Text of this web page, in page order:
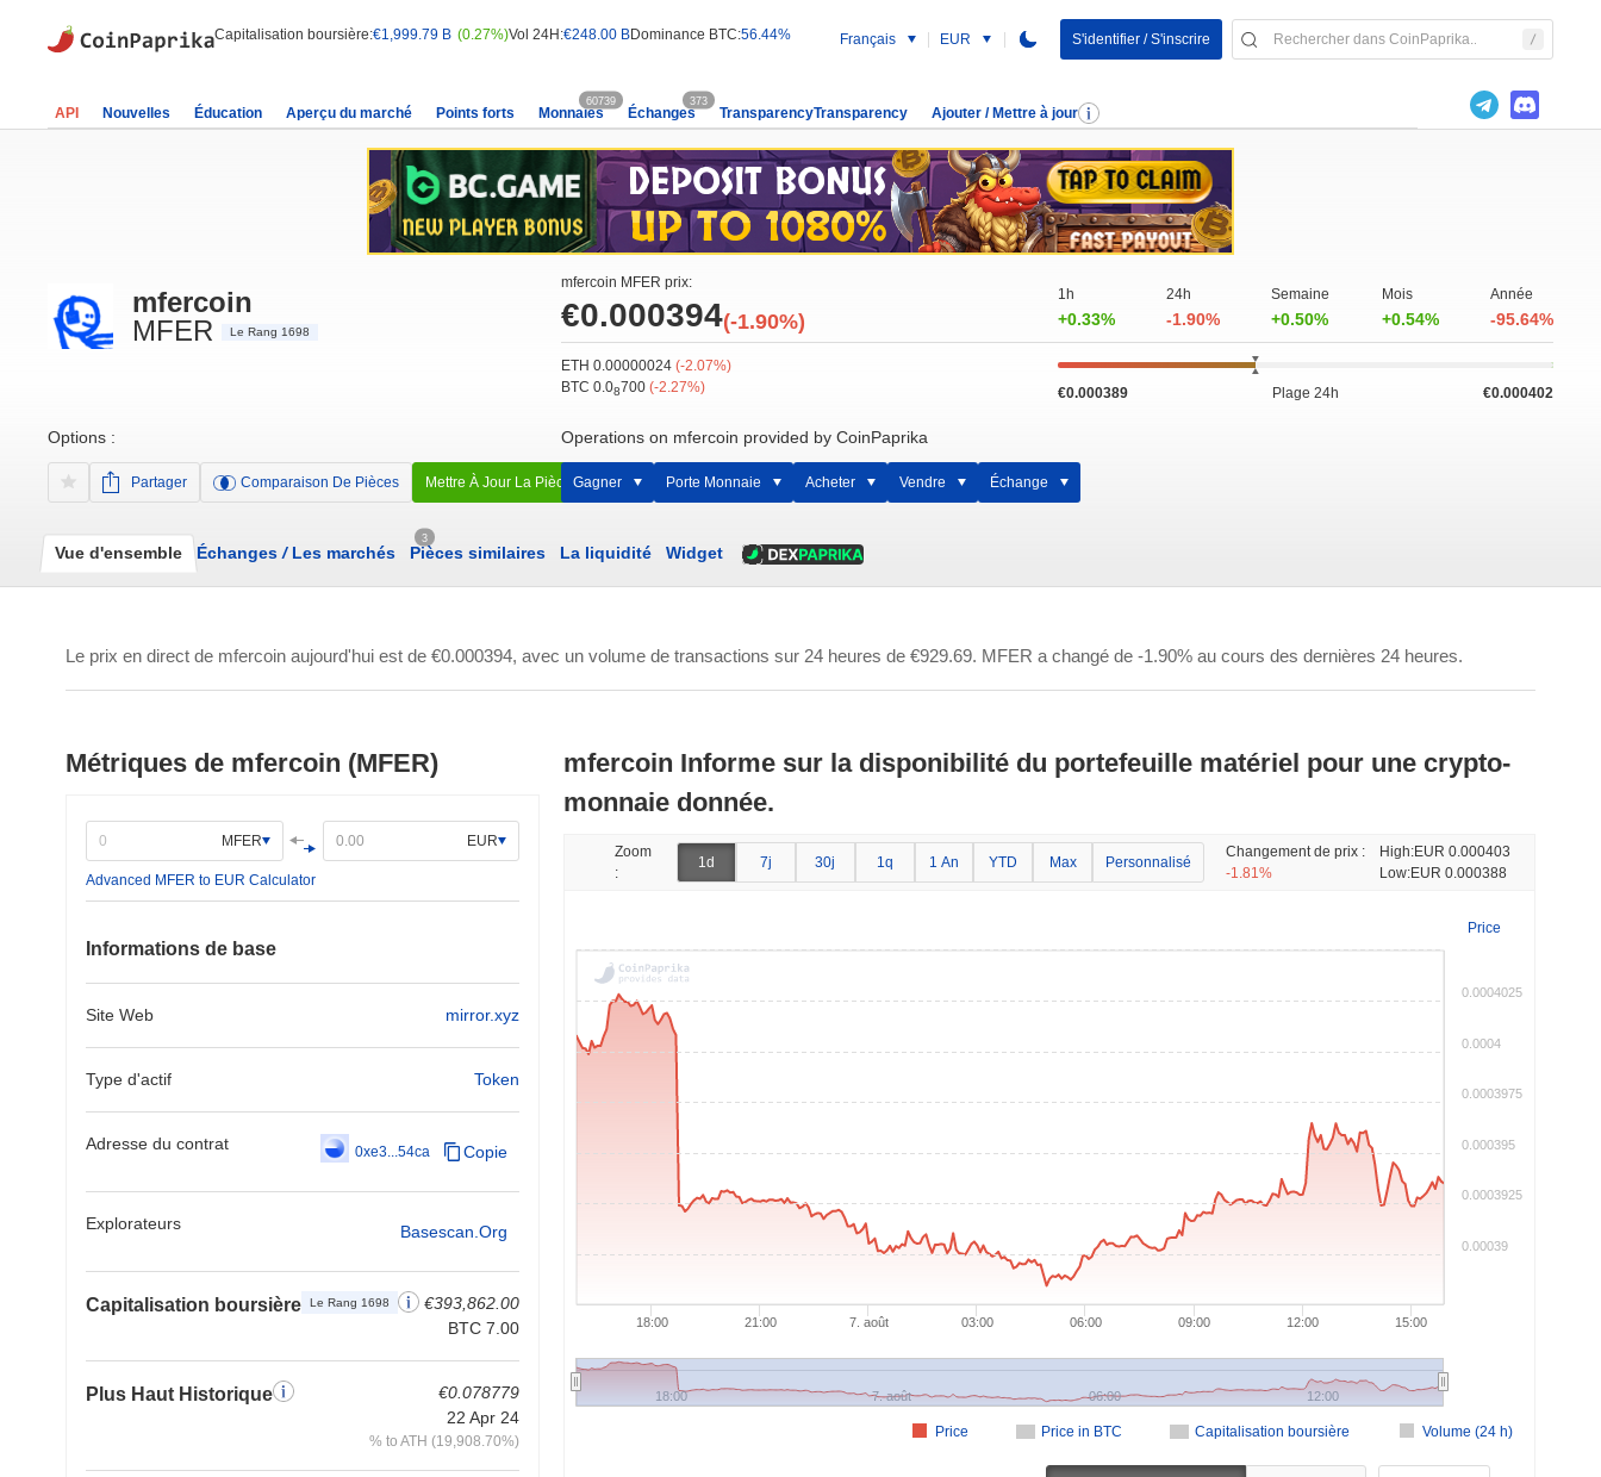
Capitalisation boursière:€1,999.79 B (0.27%)Vol 24H:€248.00 BDominance BTC:56.44% Français EUR S'identifier / S'inscrire
API Nouvelles Éducation Aperçu du marché Points forts Monnaies
60739
Échanges
373
TransparencyTransparency Ajouter / Mettre à jour
mfercoin
MFER
Le Rang 1698
Options :
Partager Comparaison De Pièces Mettre À Jour La Pièce
mfercoin MFER prix:
€0.000394(-1.90%)
1h
+0.33%
24h
-1.90%
Semaine
+0.50%
Mois
+0.54%
Année
-95.64%
ETH 0.00000024(-2.07%)
BTC 0.08700(-2.27%) €0.000389 Plage 24h €0.000402
Operations on mfercoin provided by CoinPaprika
Gagner Porte Monnaie Acheter Vendre Échange
Vue d'ensemble Échanges /Les marchés
3
Pièces similaires La liquidité Widget
Le prix en direct de mfercoin aujourd'hui est de €0.000394, avec un volume de transactions sur 24 heures de €929.69. MFER a changé de -1.90% au cours des dernières 24 heures.
Métriques de mfercoin (MFER)
MFER EUR
Advanced MFER to EUR Calculator
Informations de base
Site Web mirror.xyz
Type d'actif Token
Adresse du contrat 0xe3...54ca Copie
Explorateurs Basescan.org
Capitalisation boursière Le Rang 1698
€393,862.00
BTC 7.00
Plus Haut Historique
€0.078779
22 Apr 24
% to ATH (19,908.70%)
mfercoin Informe sur la disponibilité du portefeuille matériel pour une crypto-
monnaie donnée.
Zoom
:
1d 7j 30j 1q 1 An YTD Max Personnalisé
Changement de prix :
-1.81%
High:EUR 0.000403
Low:EUR 0.000388
Price
Price in BTC Capitalisation boursière Volume (24 h)
Price
18:00 21:00 7. août 03:00 06:00 09:00 12:00 15:00
18:00 7. août 06:00 12:00
0.00039
0.0003925
0.000395
0.0003975
0.0004
0.0004025